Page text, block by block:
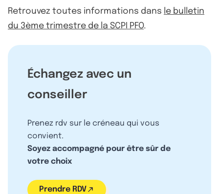
Retrouvez toutes informations dans le bulletin
du 3ème trimestre de la SCPI PFO.
Échangez avec un
conseiller
Prenez rdv sur le créneau qui vous
convient.
Soyez accompagné pour être sûr de
votre choix
Prendre RDV